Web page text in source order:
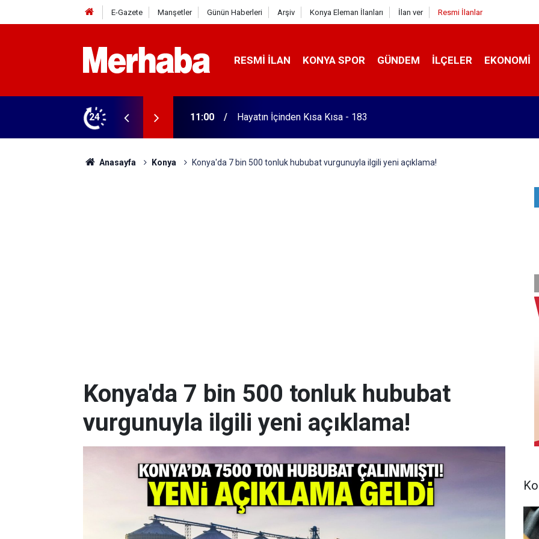
E-Gazete Manşetler Günün Haberleri Arşiv Konya Eleman İlanları İlan ver Resmi İlanlar
RESMI İLAN KONYA SPOR GÜNDEM İLÇELER EKONOMI
24 10:40 Konya'da bakımı yapılmayan asansörler mühürlendi
Anasayfa Konya Konya'da 7 bin 500 tonluk hububat vurgunuyla ilgili yeni açıklama!
Konya'da 7 bin 500 tonluk hububat
vurgunuyla ilgili yeni açıklama!